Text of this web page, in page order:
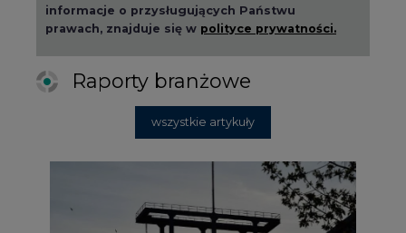
informacje o przysługujących Państwu
prawach, znajduje się w polityce prywatności.
Raporty branżowe
wszystkie artykuły